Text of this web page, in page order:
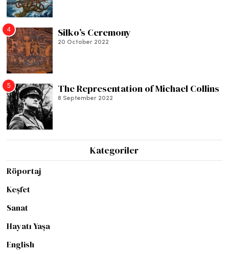
4 Silko’s Ceremony
20 October 2022
5 The Representation of Michael Collins
8 September 2022
Kategoriler
Röportaj
Keşfet
Sanat
Hayatı Yaşa
English